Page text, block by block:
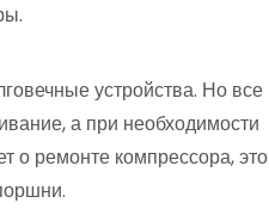
устройства. Но все
а при необходимости
о ремонте компрессора, это